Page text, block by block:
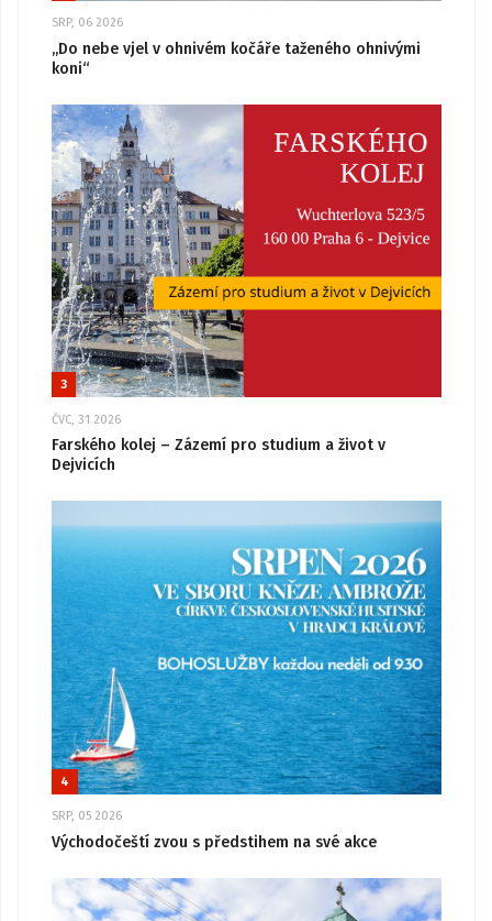
SRP, 06 2026
„Do nebe vjel v ohnivém kočáře taženého ohnivými
koni“
3
ČVC, 31 2026
Farského kolej – Zázemí pro studium a život v
Dejvicích
4
SRP, 05 2026
Východočeští zvou s předstihem na své akce